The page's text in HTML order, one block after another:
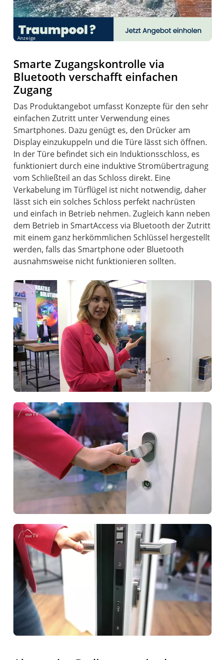
Anzeige
Smarte Zugangskontrolle via
Bluetooth verschafft einfachen
Zugang
Das Produktangebot umfasst Konzepte für den sehr
einfachen Zutritt unter Verwendung eines
Smartphones. Dazu genügt es, den Drücker am
Display einzukuppeln und die Türe lässt sich öffnen.
In der Türe befindet sich ein Induktionsschloss, es
funktioniert durch eine induktive Stromübertragung
vom Schließteil an das Schloss direkt. Eine
Verkabelung im Türflügel ist nicht notwendig, daher
lässt sich ein solches Schloss perfekt nachrüsten
und einfach in Betrieb nehmen. Zugleich kann neben
dem Betrieb in SmartAccess via Bluetooth der Zutritt
mit einem ganz herkömmlichen Schlüssel hergestellt
werden, falls das Smartphone oder Bluetooth
ausnahmsweise nicht funktionieren sollten.